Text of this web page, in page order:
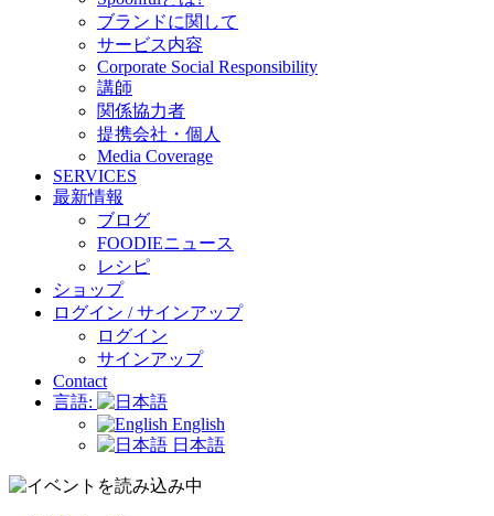
ブランドに関して
サービス内容
Corporate Social Responsibility
講師
関係協力者
提携会社・個人
Media Coverage
SERVICES
最新情報
ブログ
FOODIEニュース
レシピ
ショップ
ログイン / サインアップ
ログイン
サインアップ
Contact
言語:
English
日本語